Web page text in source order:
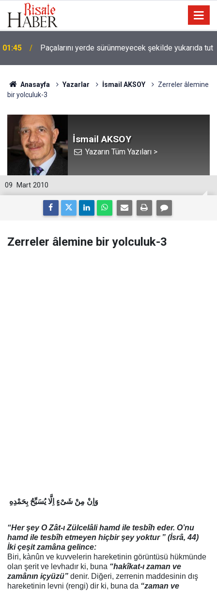
01:45 Paçalarını yerde sürünmeyecek şekilde yukarıda tut
Anasayfa Yazarlar İsmail AKSOY
Zerreler âlemine
bir yolculuk-3
İsmail AKSOY
Yazarın Tüm Yazıları >
09 Mart 2010
Zerreler âlemine bir yolculuk-3
وَاِنْ مِنْ شَىْءٍ اِلَّا يُسَبِّحُ بِحَمْدِهِ
“Her şey O Zât-ı Zülcelâli hamd ile tesbîh eder. O’nu
hamd ile tesbîh etmeyen hiçbir şey yoktur ” (İsrâ, 44)
İki çeşit zamâna gelince:
Biri, kànûn ve kuvvelerin hareketinin görüntüsü hükmünde
olan şerit ve levhadır ki, buna “hakîkat-ı zaman ve
zamânın içyüzü” denir. Diğeri, zerrenin maddesinin dış
hareketinin levni (rengi) dir ki, buna da “zaman ve